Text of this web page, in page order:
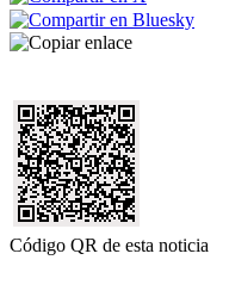
Código QR de esta noticia